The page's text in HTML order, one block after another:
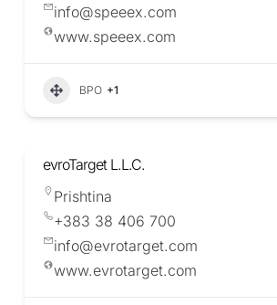
info@speeex.com
www.speeex.com
BPO +1
evroTarget L.L.C.
Prishtina
+383 38 406 700
info@evrotarget.com
www.evrotarget.com